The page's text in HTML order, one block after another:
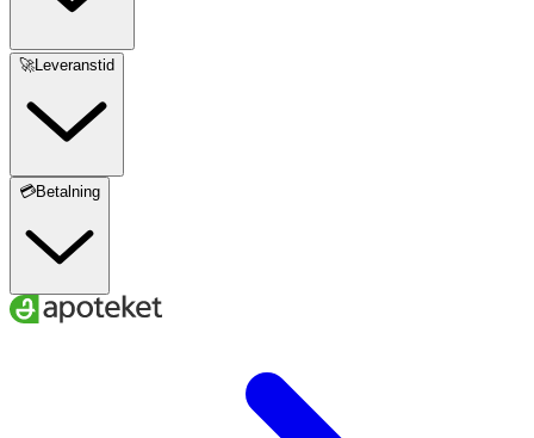
🚀Leveranstid
💳Betalning